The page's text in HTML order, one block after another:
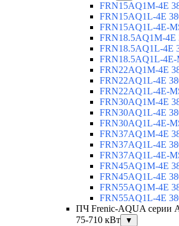
FRN15AQ1M-4E
FRN15AQ1L-4E
FRN15AQ1L-4E-
FRN18.5AQ1M-4E
FRN18.5AQ1L-4E
FRN18.5AQ1L-
FRN22AQ1M-4E
FRN22AQ1L-4E
FRN22AQ1L-4E-
FRN30AQ1M-4E
FRN30AQ1L-4E
FRN30AQ1L-4E-
FRN37AQ1M-4E
FRN37AQ1L-4E
FRN37AQ1L-4E-
FRN45AQ1M-4E
FRN45AQ1L-4E
FRN55AQ1M-4E
FRN55AQ1L-4E
ПЧ Frenic-AQUA серии
75-710 кВт
▼